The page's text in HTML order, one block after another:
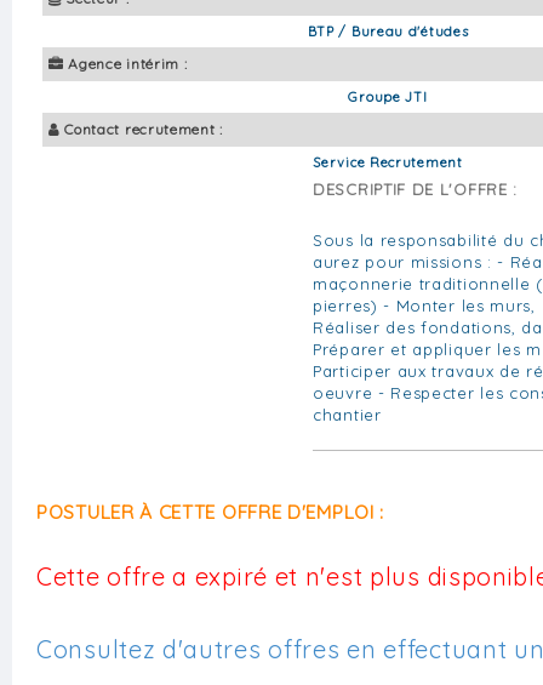
BTP / Bureau d'études
Agence intérim :
Groupe JTI
Contact recrutement :
Service Recrutement
DESCRIPTIF DE L'OFFRE :
Sous la responsabilité du
aurez pour missions : -
maçonnerie traditionnelle
pierres) - Monter les
Réaliser des fondations,
Préparer et appliquer les
Participer aux travaux de
oeuvre - Respecter les
chantier
POSTULER À CETTE OFFRE D'EMPLOI :
Cette offre a expiré et n'est plus
Consultez d'autres offres en effectuant